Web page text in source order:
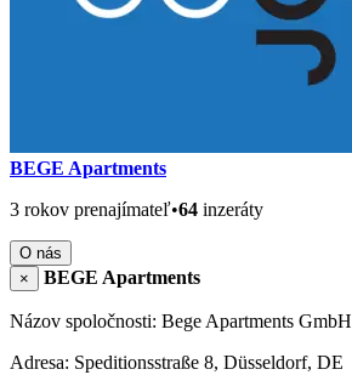
BEGE Apartments
3 rokov prenajímateľ•64 inzeráty
O nás
×
BEGE Apartments
Názov spoločnosti: Bege Apartments GmbH
Adresa: Speditionsstraße 8, Düsseldorf, DE